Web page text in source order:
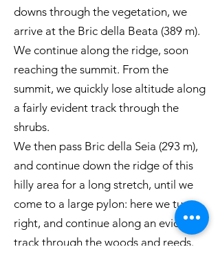
downs through the vegetation, we
arrive at the Bric della Beata (389 m).
We continue along the ridge, soon
reaching the summit. From the
summit, we quickly lose altitude along
a fairly evident track through the
shrubs.
We then pass Bric della Seia (293 m),
and continue down the ridge of this
hilly area for a long stretch, until we
come to a large pylon: here we turn
right, and continue along an evident
track through the woods and reeds.